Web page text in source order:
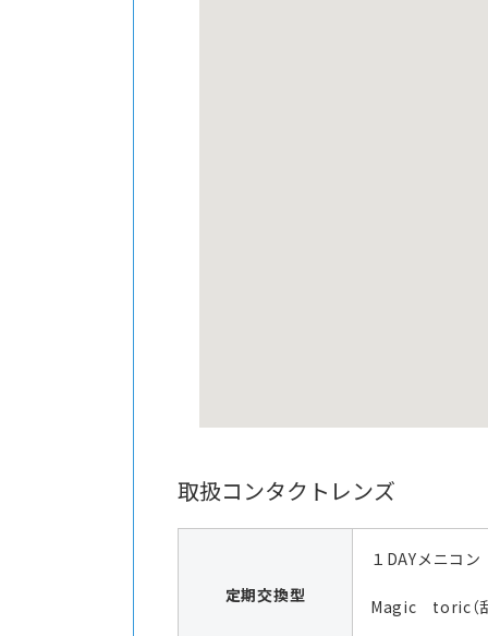
取扱コンタクトレンズ
定期交換型
１DAYメニコ
Magic toric（